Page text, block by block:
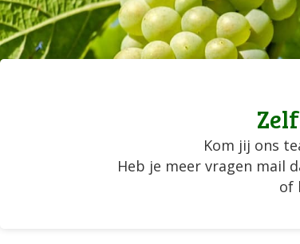
Kom jij ons
Heb je meer vragen mail
of